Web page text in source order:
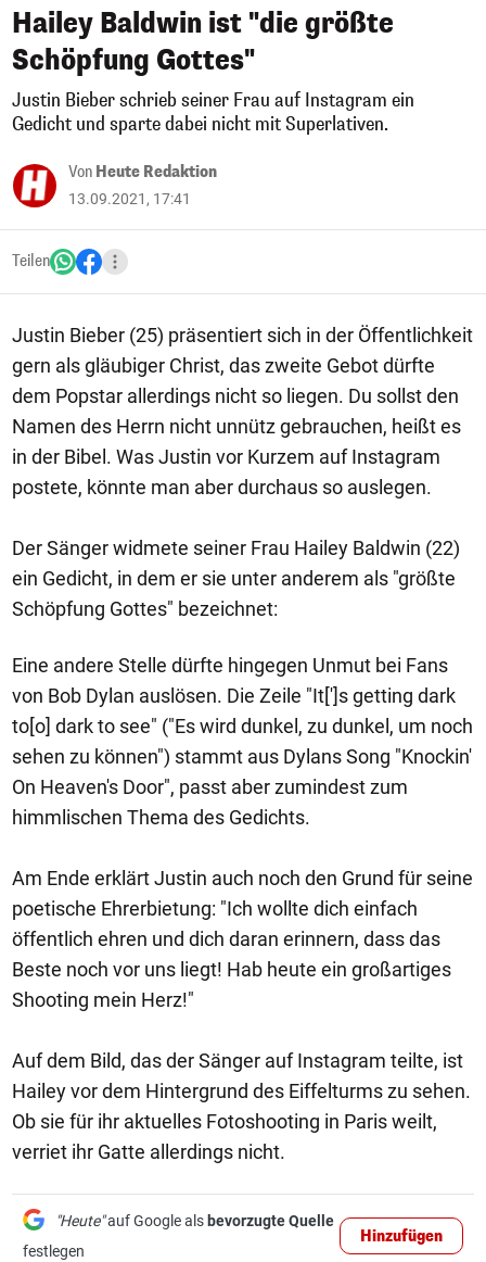
Hailey Baldwin ist "die größte
Schöpfung Gottes"
Justin Bieber schrieb seiner Frau auf Instagram ein
Gedicht und sparte dabei nicht mit Superlativen.
Von Heute Redaktion
13.09.2021, 17:41
Teilen
Justin Bieber (25) präsentiert sich in der Öffentlichkeit
gern als gläubiger Christ, das zweite Gebot dürfte
dem Popstar allerdings nicht so liegen. Du sollst den
Namen des Herrn nicht unnütz gebrauchen, heißt es
in der Bibel. Was Justin vor Kurzem auf Instagram
postete, könnte man aber durchaus so auslegen.
Der Sänger widmete seiner Frau Hailey Baldwin (22)
ein Gedicht, in dem er sie unter anderem als "größte
Schöpfung Gottes" bezeichnet:
Eine andere Stelle dürfte hingegen Unmut bei Fans
von Bob Dylan auslösen. Die Zeile "It[']s getting dark
to[o] dark to see" ("Es wird dunkel, zu dunkel, um noch
sehen zu können") stammt aus Dylans Song "Knockin'
On Heaven's Door", passt aber zumindest zum
himmlischen Thema des Gedichts.
Am Ende erklärt Justin auch noch den Grund für seine
poetische Ehrerbietung: "Ich wollte dich einfach
öffentlich ehren und dich daran erinnern, dass das
Beste noch vor uns liegt! Hab heute ein großartiges
Shooting mein Herz!"
Auf dem Bild, das der Sänger auf Instagram teilte, ist
Hailey vor dem Hintergrund des Eiffelturms zu sehen.
Ob sie für ihr aktuelles Fotoshooting in Paris weilt,
verriet ihr Gatte allerdings nicht.
"Heute"auf Google als bevorzugte Quelle
festlegen
Hinzufügen